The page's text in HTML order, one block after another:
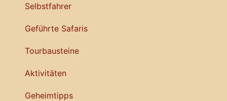
Selbstfahrer
Geführte Safaris
Tourbausteine
Aktivitäten
Geheimtipps